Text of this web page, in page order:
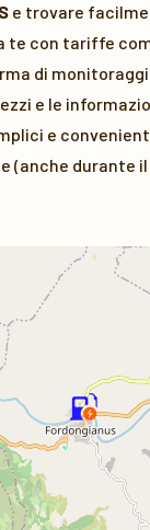
e trovare
te con tariffe
di
e le
e
(anche durante